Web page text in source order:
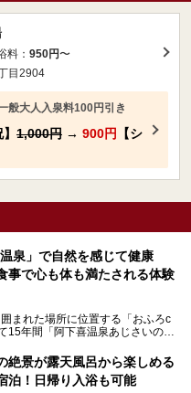
料： 950円〜
目2904
般大人入泉料100円引き
1,000円 → 900円
【シ
泉」で自然を感じて健康
事で心も体も満たされる体験
まれた場所に位置する「おふろc
15年間「阿下喜温泉あじさいの
年4月に新しく生まれ変わりま
絶景が露天風呂から楽しめる
泊！日帰り入浴も可能